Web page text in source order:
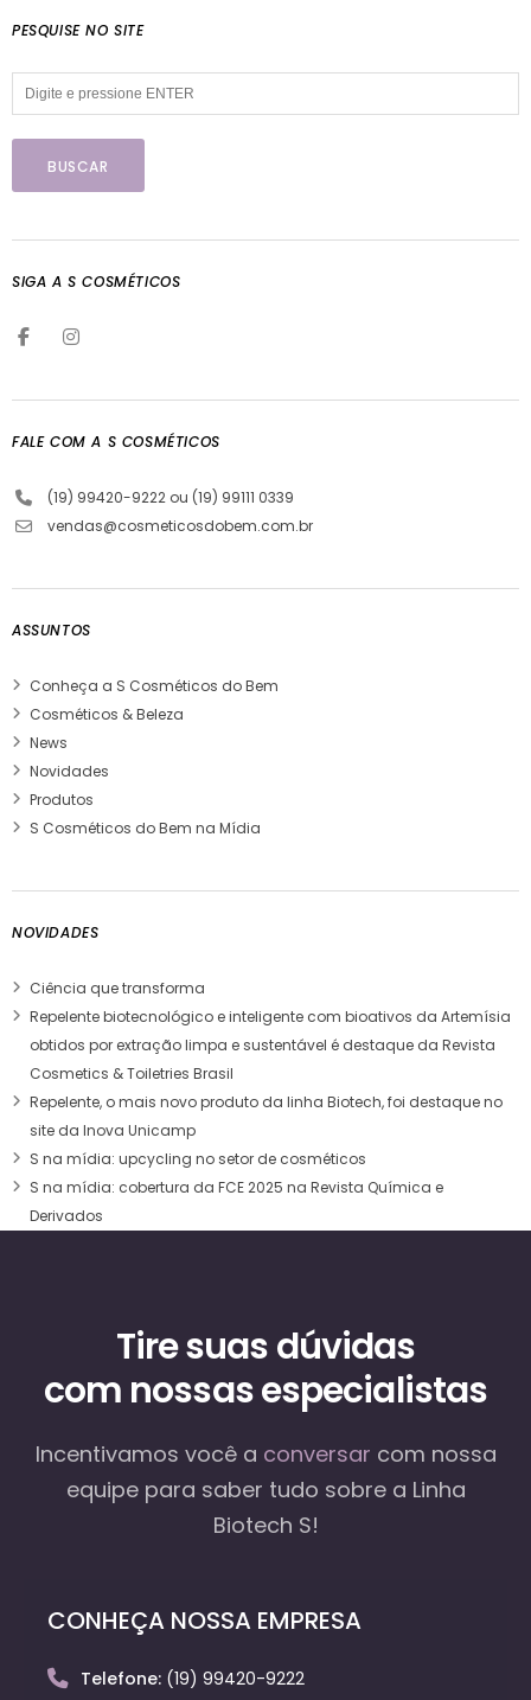
PESQUISE NO SITE
SIGA A S COSMÉTICOS
FALE COM A S COSMÉTICOS
(19) 99420-9222 ou (19) 99111 0339
vendas@cosmeticosdobem.com.br
ASSUNTOS
Conheça a S Cosméticos do Bem
Cosméticos & Beleza
News
Novidades
Produtos
S Cosméticos do Bem na Mídia
NOVIDADES
Ciência que transforma
Repelente biotecnológico e inteligente com bioativos da Artemísia
obtidos por extração limpa e sustentável é destaque da Revista
Cosmetics & Toiletries Brasil
Repelente, o mais novo produto da linha Biotech, foi destaque no
site da Inova Unicamp
S na mídia: upcycling no setor de cosméticos
S na mídia: cobertura da FCE 2025 na Revista Química e
Derivados
Tire suas dúvidas
com nossas especialistas
Incentivamos você a conversar com nossa
equipepara saber tudo sobre a Linha
Biotech S!
CONHEÇA NOSSA EMPRESA
Telefone: (19) 99420-9222